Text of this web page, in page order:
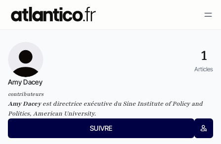
1
Articles
Amy Dacey
contributeurs
Amy Daceyest directrice exécutive du Sine Institute of Policy and
Politics, American University.
SUIVRE